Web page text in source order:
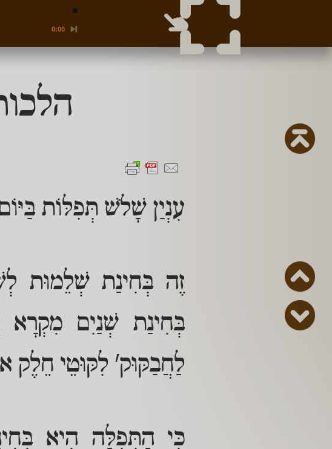
עִנְיַן שָׁלֹשׁ תְּפִלּוֹת
זֶה בְּחִינַת שְׁלֵמוּת
בְּחִינַת שְׁנַיִם
לַחֲבַקּוּק' לִקּוּטֵי חֵלֶק
כִּי הַתְּפִלָּה הִיא
0:00